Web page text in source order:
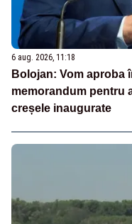
6 aug. 2026, 11:18
Bolojan: Vom aproba
memorandum pentru
creșele inaugurate